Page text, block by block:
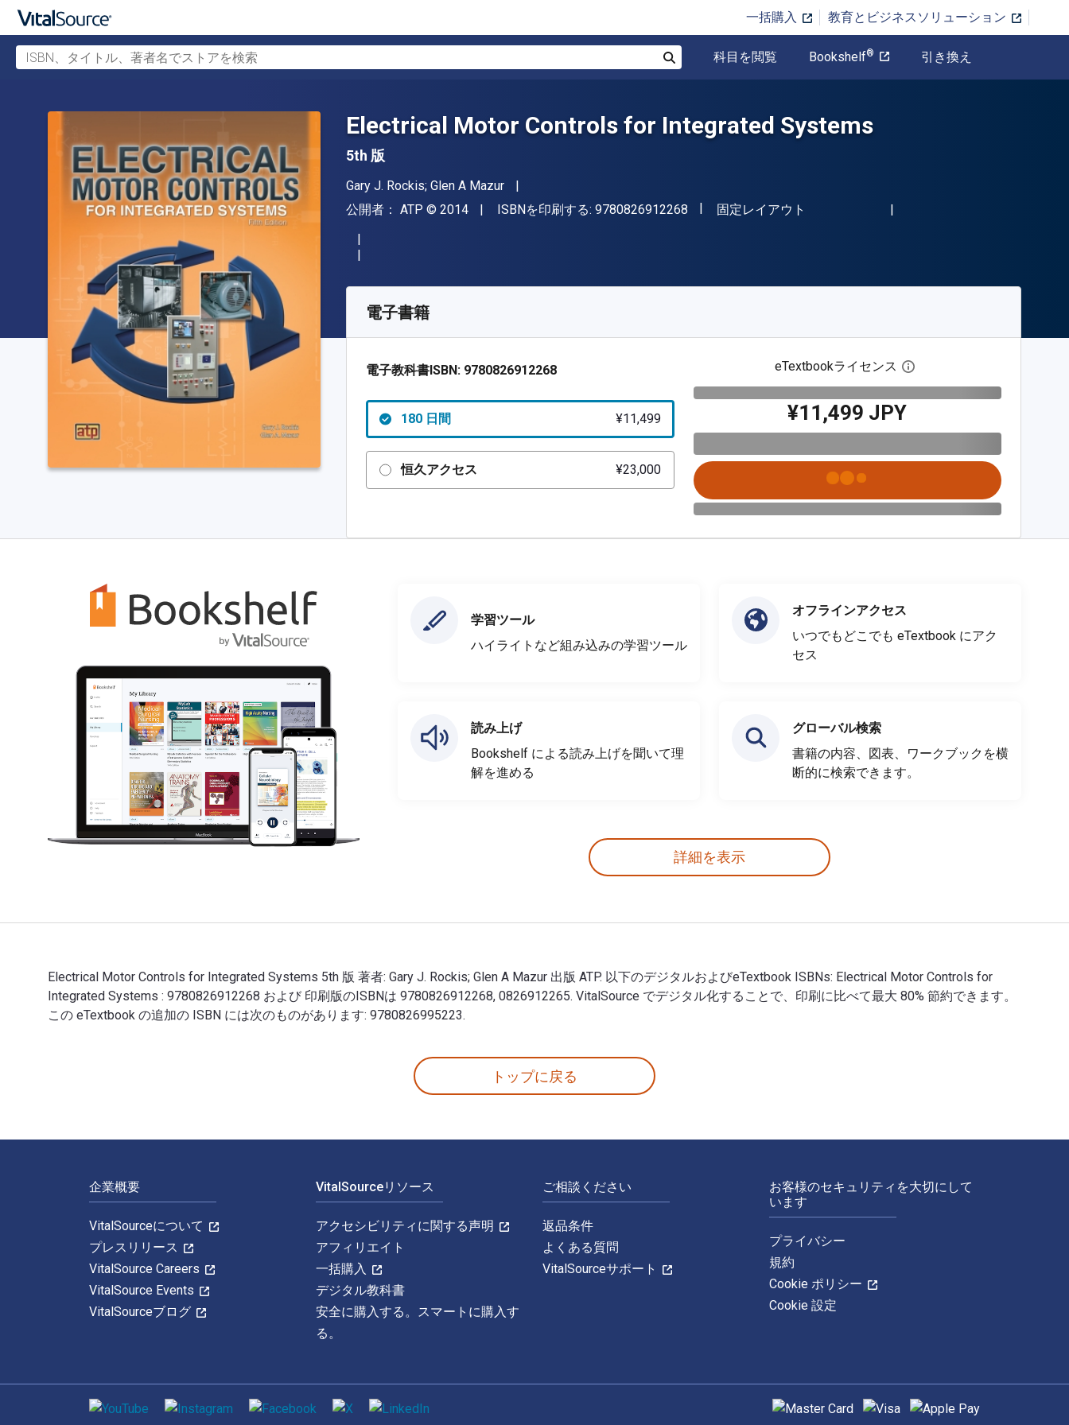
一括購入 教育とビジネスソリューション
ISBN、タイトル、著者名でストアを検索
科目を閲覧 Bookshelf® 引き換え
Electrical Motor Controls for Integrated Systems
5th 版
著者
Gary J. Rockis; Glen A Mazur
出版社
公開者： ATP 著作権
© 2014 ISBNを印刷する: 9780826912268 "ISBN-13 9780826912268"
形式
固定レイアウト
SKU:
電子書籍
電子教科書ISBN: 9780826912268
180 日間 ¥11,499
恒久アクセス ¥23,000
eTextbookライセンス デジタルライセンスダイ
¥11,499 JPY
学習ツール
ハイライトなど組み込みの学習ツール
読み上げ
Bookshelf による読み上げを聞いて理
解を進める
オフラインアクセス
いつでもどこでも eTextbook にアク
セス
グローバル検索
書籍の内容、図表、ワークブックを横
断的に検索できます。
詳細を表示
Electrical Motor Controls for Integrated Systems 5th 版 著者: Gary J. Rockis; Glen A Mazur 出版 ATP. 以下のデジタルおよびeTextbook ISBNs: Electrical Motor Controls for
Integrated Systems : 9780826912268 および 印刷版のISBNは 9780826912268, 0826912265. VitalSource でデジタル化することで、印刷に比べて最大 80% 節約できます。
この eTextbook の追加の ISBN には次のものがあります: 9780826995223.
トップに戻る
企業概要
VitalSourceについて
プレスリリース
VitalSource Careers
VitalSource Events
VitalSourceブログ
VitalSourceリソース
アクセシビリティに関する声明
アフィリエイト
一括購入
デジタル教科書
安全に購入する。スマートに購入す
る。
ご相談ください
返品条件
よくある質問
VitalSourceサポート
お客様のセキュリティを大切にして
います
プライバシー
規約
Cookie ポリシー
Cookie 設定
ソーシャルメディア サポートされている支払い方法